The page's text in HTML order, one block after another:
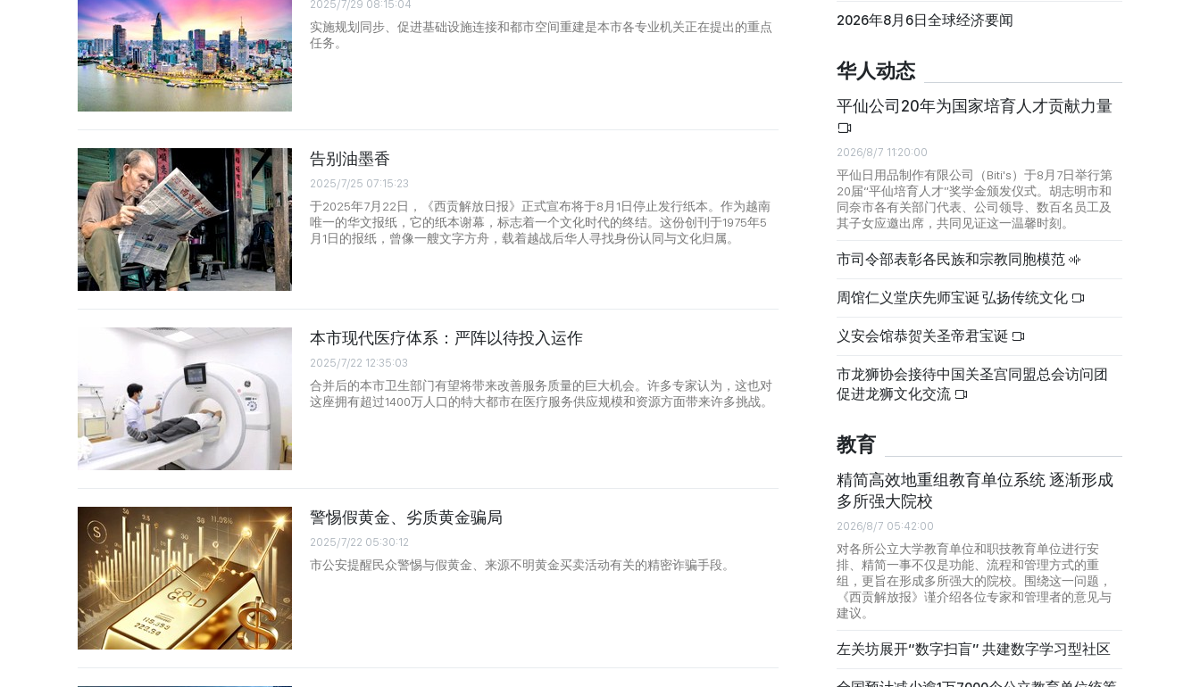
2025/7/29 08:15:04
实施规划同步、促进基础设施连接和都市空间重建是本市各专业机关正在提出的重点
任务。
告别油墨香
2025/7/25 07:15:23
于2025年7月22日，《西贡解放日报》正式宣布将于8月1日停止发行纸本。作为越南
唯一的华文报纸，它的纸本谢幕，标志着一个文化时代的终结。这份创刊于1975年5
月1日的报纸，曾像一艘文字方舟，载着越战后华人寻找身份认同与文化归属。
本市现代医疗体系：严阵以待投入运作
2025/7/22 12:35:03
合并后的本市卫生部门有望将带来改善服务质量的巨大机会。许多专家认为，这也对
这座拥有超过1400万人口的特大都市在医疗服务供应规模和资源方面带来许多挑战。
警惕假黄金、劣质黄金骗局
2025/7/22 05:30:12
市公安提醒民众警惕与假黄金、来源不明黄金买卖活动有关的精密诈骗手段。
2026年8月6日全球经济要闻
华人动态
平仙公司20年为国家培育人才贡献力量
2026/8/7 11:20:00
平仙日用品制作有限公司（Biti's）于8月7日举行第
20届“平仙培育人才”奖学金颁发仪式。胡志明市和
同奈市各有关部门代表、公司领导、数百名员工及
其子女应邀出席，共同见证这一温馨时刻。
市司令部表彰各民族和宗教同胞模范
周馆仁义堂庆先师宝诞 弘扬传统文化
义安会馆恭贺关圣帝君宝诞
市龙狮协会接待中国关圣宫同盟总会访问团
促进龙狮文化交流
教育
精简高效地重组教育单位系统 逐渐形成
多所强大院校
2026/8/7 05:42:00
对各所公立大学教育单位和职技教育单位进行安
排、精简一事不仅是功能、流程和管理方式的重
组，更旨在形成多所强大的院校。围绕这一问题，
《西贡解放报》谨介绍各位专家和管理者的意见与
建议。
左关坊展开“数字扫盲” 共建数字学习型社区